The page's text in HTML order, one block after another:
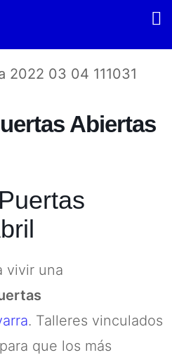
Abiertas
vivir una
. Talleres vinculados
que los más